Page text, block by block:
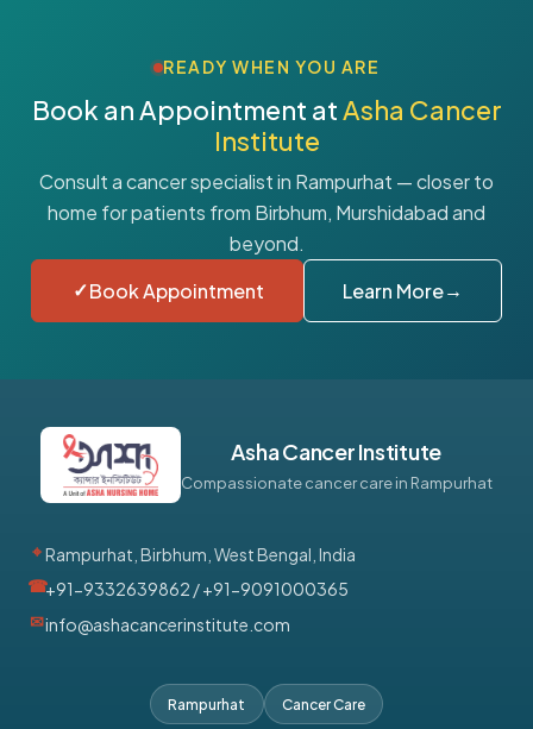
READY WHEN YOU ARE
Book an Appointment atAsha Cancer
Institute
Consult a cancer specialist in Rampurhat — closer to
home for patients from Birbhum, Murshidabad and
beyond.
Book Appointment
Learn More
Asha Cancer Institute
Compassionate cancer care in Rampurhat
Rampurhat, Birbhum, West Bengal, India
+91-9332639862 /+91-9091000365
info@ashacancerinstitute.com
Rampurhat Cancer Care